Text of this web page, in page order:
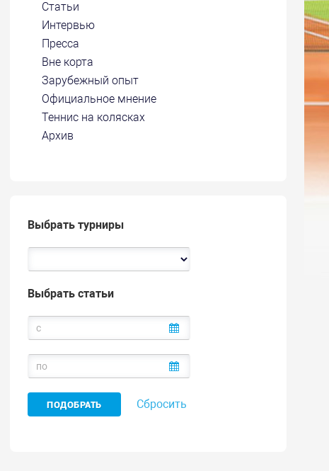
Статьи
Интервью
Пресса
Вне корта
Зарубежный опыт
Официальное мнение
Теннис на колясках
Архив
Выбрать турниры
Выбрать статьи
Сбросить